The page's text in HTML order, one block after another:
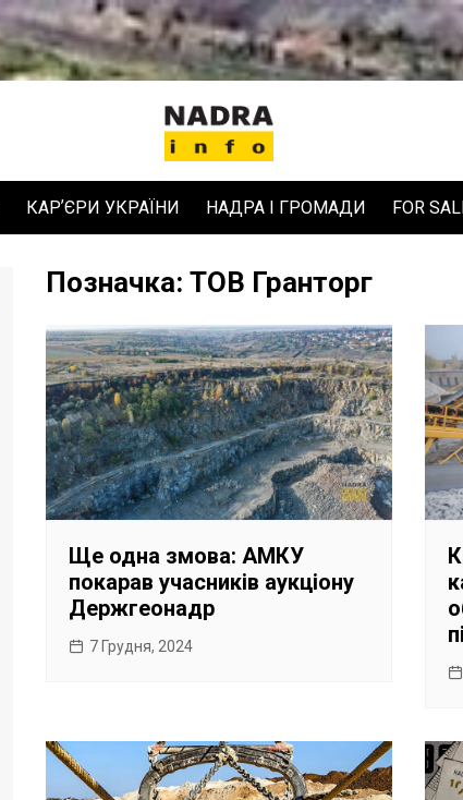
КАРʼЄРИ УКРАЇНИ НАДРА І ГРОМАДИ FOR
Позначка:ТОВ Гранторг
Ще одна змова: АМКУ
покарав учасників аукціону
Держгеонадр
7 Грудня, 2024